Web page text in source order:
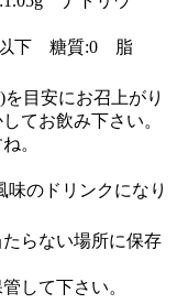
以下 糖質:0 脂
目安にお召上がり
てお飲み下さい。
。
のドリンクになり
らない場所に保存
して下さい。